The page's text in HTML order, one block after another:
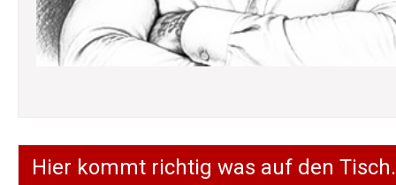
Hier kommt richtig was auf den Tisch.